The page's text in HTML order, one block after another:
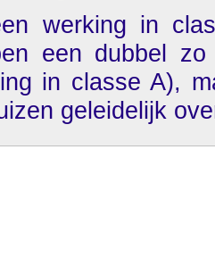
werking in
een dubbel
in classe A),
geleidelijk